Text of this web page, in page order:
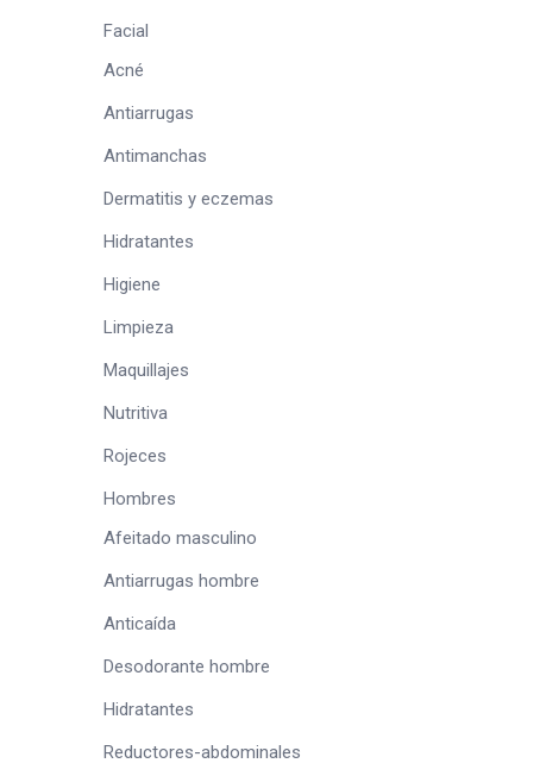
Facial
Acné
Antiarrugas
Antimanchas
Dermatitis y eczemas
Hidratantes
Higiene
Limpieza
Maquillajes
Nutritiva
Rojeces
Hombres
Afeitado masculino
Antiarrugas hombre
Anticaída
Desodorante hombre
Hidratantes
Reductores-abdominales